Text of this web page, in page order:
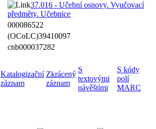
37.016 - Učební osnovy. Vyučovací
předměty. Učebnice
000086522
(OCoLC)39410097
cnb000037282
Katalogizační
záznam
Zkrácený
záznam
S
textovými
návěštími
S kódy
polí
MARC